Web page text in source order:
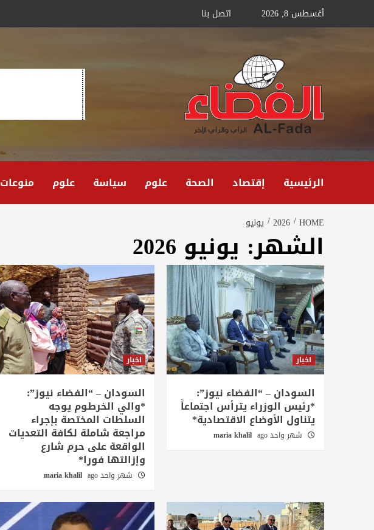
to أغسطس 8, 2026 اتصل بنا
الرئيسية إقتصاد الصحة علوم سياسة علوم منوعات
HOME
2026 يونيو
الشهر: يونيو 2026
اخبار
السودان – “الفضاء نيوز”:
*رئيس الوزراء يترأس اجتماعاََ
يتناول الأوضاع الاقتصادية*
شهر واحد ago maria khalil
اخبار
السودان – “الفضاء نيوز”:
*والي الخرطوم يوجه
السلطات المختصة بإجراء
مراجعة شاملة لكافة التعديات
الواقعة على حرم شارع
وإزالتها فورا*
شهر واحد ago maria khalil